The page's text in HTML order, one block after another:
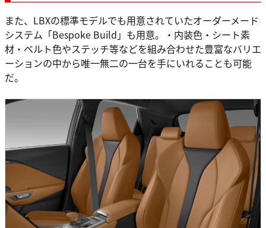
また、LBXの標準モデルでも用意されていたオーダーメード
システム「Bespoke Build」も用意。・内装色・シート素
材・ベルト色やステッチ等などを組み合わせた豊富なバリエ
ーションの中から唯一無二の一台を手にいれることも可能
だ。